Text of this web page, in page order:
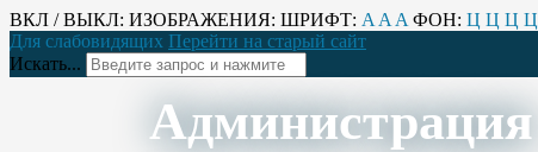
ВКЛ / ВЫКЛ: ИЗОБРАЖЕНИЯ: ШРИФТ: A A A ФОН: Ц Ц Ц Ц
Для слабовидящих Перейти на старый сайт
Искать...
Администрация